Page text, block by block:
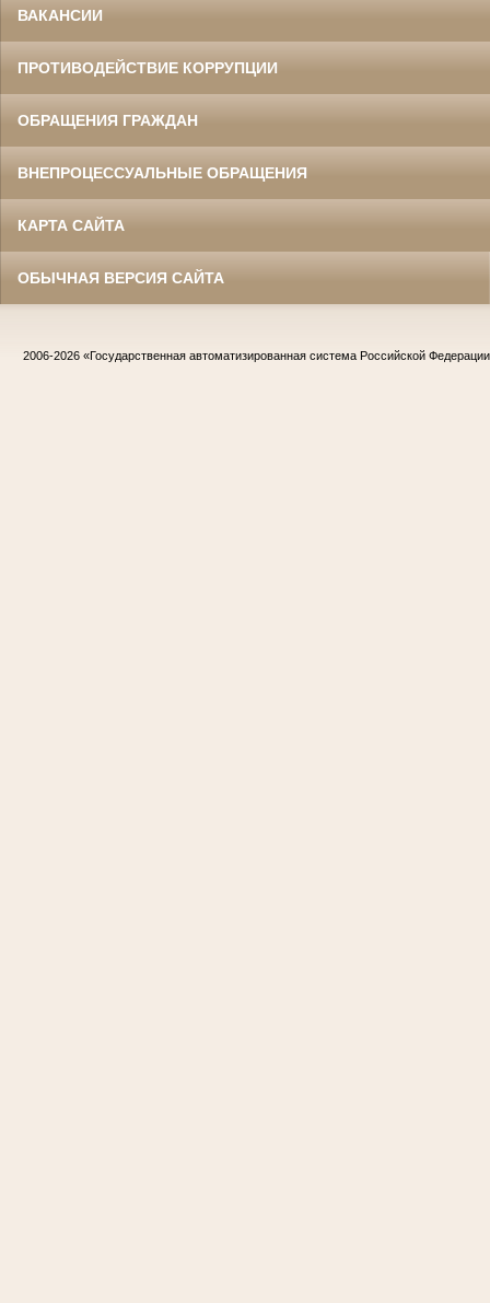
ВАКАНСИИ
ПРОТИВОДЕЙСТВИЕ КОРРУПЦИИ
ОБРАЩЕНИЯ ГРАЖДАН
ВНЕПРОЦЕССУАЛЬНЫЕ ОБРАЩЕНИЯ
КАРТА САЙТА
ОБЫЧНАЯ ВЕРСИЯ САЙТА
2006-2026 «Государственная автоматизированная система Российской